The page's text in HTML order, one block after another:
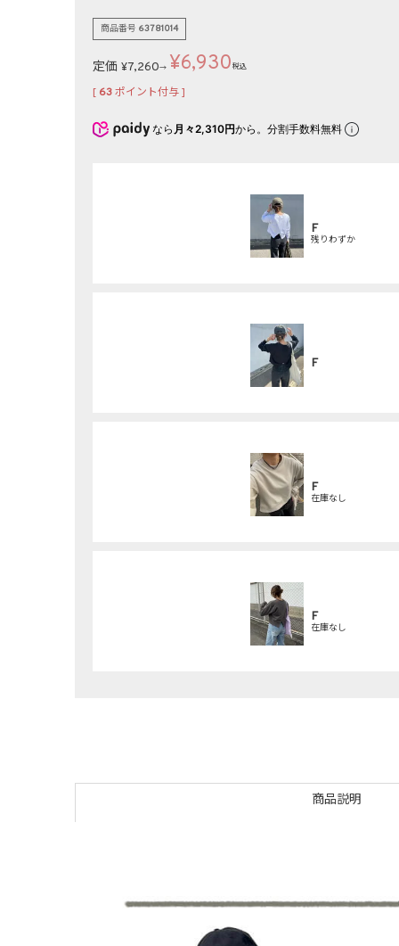
商品番号 63781014
定価 ¥7,260→ ¥6,930 税込
[ 63ポイント付与 ]
なら 月々2,310円から。分割手数料無料
F
残りわずか
F
F
在庫なし
F
在庫なし
商品説明